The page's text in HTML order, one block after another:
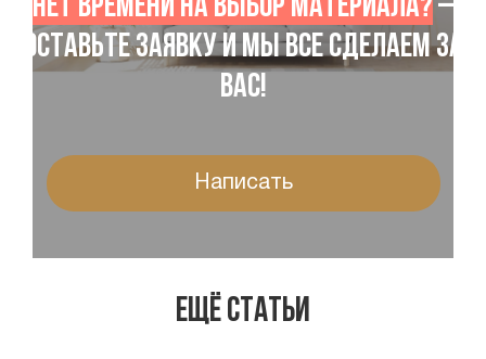
Нет времени на выбор материала?–
Оставьте заявку и мы все сделаем за
Вас!
Написать
Ещё статьи